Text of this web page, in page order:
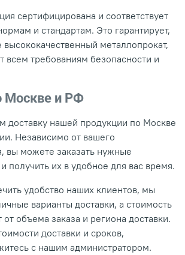
сертифицирована и соответствует
и стандартам. Это гарантирует,
высококачественный металлопрокат,
всем требованиям безопасности и
Москве и РФ
доставку нашей продукции по Москве
Независимо от вашего
вы можете заказать нужные
получить их в удобное для вас время.
удобство наших клиентов, мы
варианты доставки, а стоимость
от объема заказа и региона доставки.
доставки и сроков,
с нашим администратором.